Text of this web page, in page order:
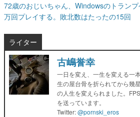
72歳のおじいちゃん、Windowsのトラン
万回プレイする。敗北数はたったの15回
ライター
古嶋誉幸
一日を変え、一生を変える一
生の屋台骨を折られてから幾
の人生を変えられました。
を送っています。
Twitter:@pornski_eros